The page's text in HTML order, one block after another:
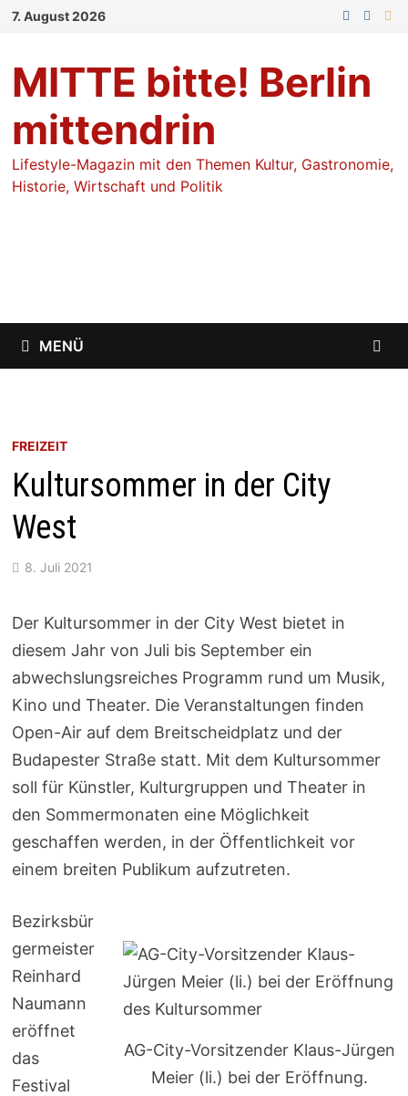
Zum
7. August 2026
MITTE bitte! Berlin
mittendrin
Lifestyle-Magazin mit den Themen Kultur, Gastronomie,
Historie, Wirtschaft und Politik
MENÜ
FREIZEIT
Kultursommer in der City
West
8. Juli 2021
Der Kultursommer in der City West bietet in
diesem Jahr von Juli bis September ein
abwechslungsreiches Programm rund um Musik,
Kino und Theater. Die Veranstaltungen finden
Open-Air auf dem Breitscheidplatz und der
Budapester Straße statt. Mit dem Kultursommer
soll für Künstler, Kulturgruppen und Theater in
den Sommermonaten eine Möglichkeit
geschaffen werden, in der Öffentlichkeit vor
einem breiten Publikum aufzutreten.
AG-City-Vorsitzender Klaus-Jürgen
Meier (li.) bei der Eröffnung.
Bezirksbür
germeister
Reinhard
Naumann
eröffnet
das
Festival